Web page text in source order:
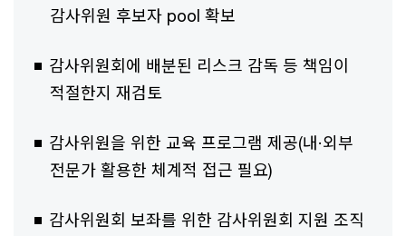
감사위원 후보자 pool 확보
감사위원회에 배분된 리스크 감독 등 책임이
적절한지 재검토
감사위원을 위한 교육 프로그램 제공(내·외부
전문가 활용한 체계적 접근 필요)
감사위원회 보좌를 위한 감사위원회 지원 조직